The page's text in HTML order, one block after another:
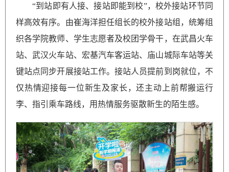
“到站即有人接、接站即能到校”，校外接站环节同
样高效有序。由崔海洋担任组长的校外接站组，统筹组
织各学院教师、学生志愿者及校团学骨干，在武昌火车
站、武汉火车站、宏基汽车客运站、庙山城际车站等关
键站点同步开展接站工作。接站人员提前到岗就位，不
仅热情迎接每一位新生及家长，还主动上前帮搬运行
李、指引乘车路线，用热情服务驱散新生的陌生感。